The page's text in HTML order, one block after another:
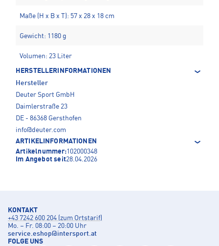
Maße (H x B x T): 57 x 28 x 18 cm
Gewicht: 1180 g
Volumen: 23 Liter
HERSTELLERINFORMATIONEN
Hersteller
Deuter Sport GmbH
Daimlerstraße 23
DE - 86368 Gersthofen
info@deuter.com
ARTIKELINFORMATIONEN
Artikelnummer:102000348
Im Angebot seit28.04.2026
KONTAKT
+43 7242 600 204 (zum Ortstarif)
Mo. – Fr. 08:00 – 20:00 Uhr
service.eshop@intersport.at
FOLGE UNS